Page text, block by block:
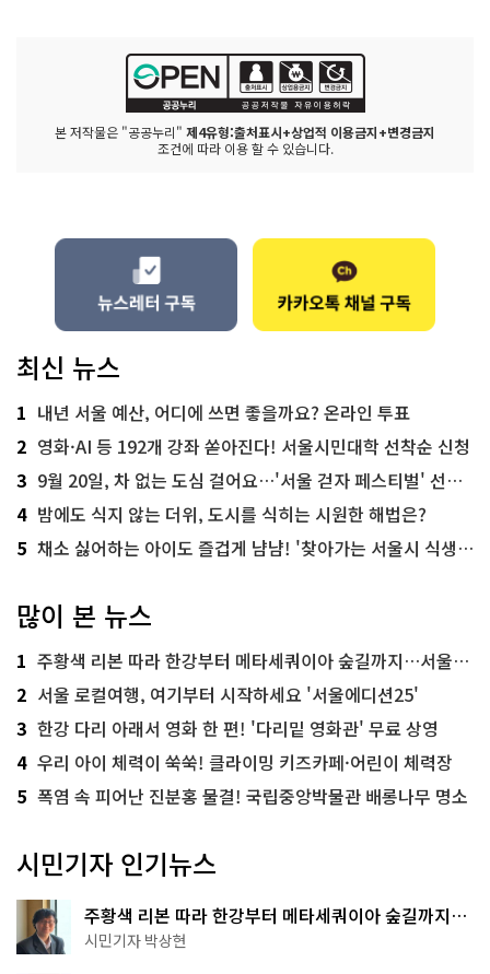
본 저작물은 "공공누리" 제4유형:출처표시+상업적 이용금지+변경금지
조건에 따라 이용 할 수 있습니다.
최신 뉴스
1 내년 서울 예산, 어디에 쓰면 좋을까요? 온라인 투표
2 영화·AI 등 192개 강좌 쏟아진다! 서울시민대학 선착순 신청
3 9월 20일, 차 없는 도심 걸어요…'서울 걷자 페스티벌' 선착순 5천명
4 밤에도 식지 않는 더위, 도시를 식히는 시원한 해법은?
5 채소 싫어하는 아이도 즐겁게 냠냠! '찾아가는 서울시 식생활 교육' 현장
많이 본 뉴스
1 주황색 리본 따라 한강부터 메타세쿼이아 숲길까지…서울둘레길 15코스
2 서울 로컬여행, 여기부터 시작하세요 '서울에디션25'
3 한강 다리 아래서 영화 한 편! '다리밑 영화관' 무료 상영
4 우리 아이 체력이 쑥쑥! 클라이밍 키즈카페·어린이 체력장
5 폭염 속 피어난 진분홍 물결! 국립중앙박물관 배롱나무 명소
시민기자 인기뉴스
주황색 리본 따라 한강부터 메타세쿼이아 숲길까지…
서울둘레길 15코스
시민기자 박상현